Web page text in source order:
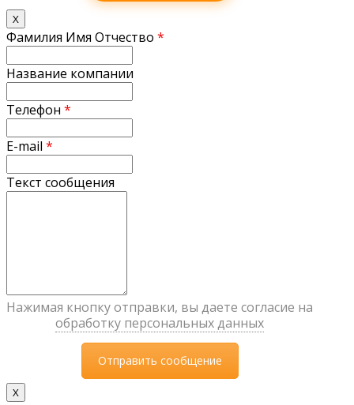
X
Фамилия Имя Отчество *
Название компании
Телефон *
E-mail *
Текст сообщения
Нажимая кнопку отправки, вы даете согласие на
обработку персональных данных
X